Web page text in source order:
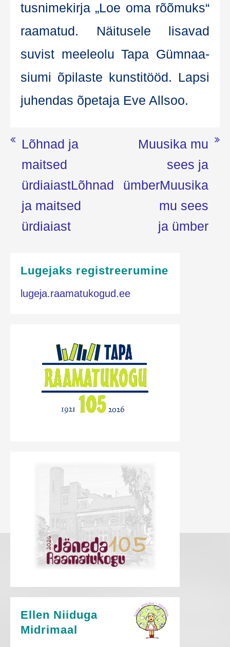
tus­ni­me­kir­ja „Loe oma rõõ­muks“
raa­ma­tud. Näi­tu­se­le lisa­vad
suvist mee­le­olu Tapa Güm­naa­
siu­mi õpi­las­te kuns­ti­tööd. Lap­si
juhen­das õpe­ta­ja Eve Allsoo.
Navigeerimine
Lõhnad ja
maitsed
ürdiaiastLõhnad
ja maitsed
ürdiaiast
Muusika mu
sees ja
ümberMuusika
mu sees
ja ümber
Lugejaks registreerumine
lugeja.raamatukogud.ee
Ellen Niiduga
Midrimaal